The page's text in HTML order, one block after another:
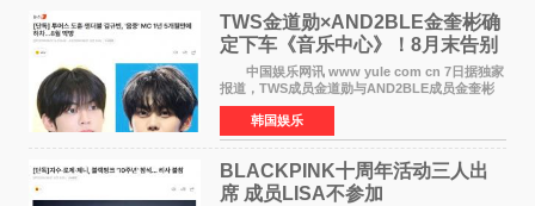
TWS金道勋×AND2BLE金奎彬确
定下车《音乐中心》！8月末告别
MC席位
中国娱乐网讯 www yule com cn 7日据独家
报道，TWS成员金道勋与AND2BLE成员金奎彬
将于8月离开《音乐中心》MC的位置。 金道
勋与金奎彬于去年3月与H2H A-NA一起被选为
《音乐中心》MC，约1
韩国娱乐
BLACKPINK十周年活动三人出
席 成员LISA不参加